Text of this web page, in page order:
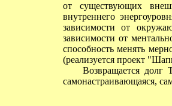
от существующих
внутреннего
зависимости от
зависимости от
способность менять
(реализуется проект
Возвращается долг
самонастраивающаяся,